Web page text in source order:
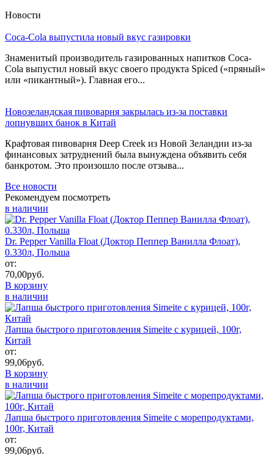
Новости
Coca-Cola выпустила новый вкус газировки
Знаменитый производитель газированных напитков Coca-
Cola выпустил новый вкус своего продукта Spiced («пряный»
или «пикантный»). Главная его...
Новозеландская пивоварня закрылась из-за поставки
лопнувших банок в Китай
Крафтовая пивоварня Deep Creek из Новой Зеландии из-за
финансовых затруднений была вынуждена объявить себя
банкротом. Это произошло после отзыва...
Все новости
Рекомендуем посмотреть
в наличии
Dr. Pepper Vanilla Float (Доктор Пеппер Ванилла Флоат),
0.330л, Польша
от:
70,00руб.
В корзину
в наличии
Лапша быстрого приготовления Simeite с курицей, 100г,
Китай
от:
99,06руб.
В корзину
в наличии
Лапша быстрого приготовления Simeite с морепродуктами,
100г, Китай
от:
99,06руб.